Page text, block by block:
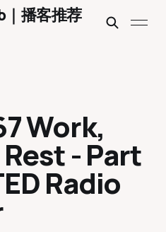
播客推荐
Work,
Rest - Part
Radio